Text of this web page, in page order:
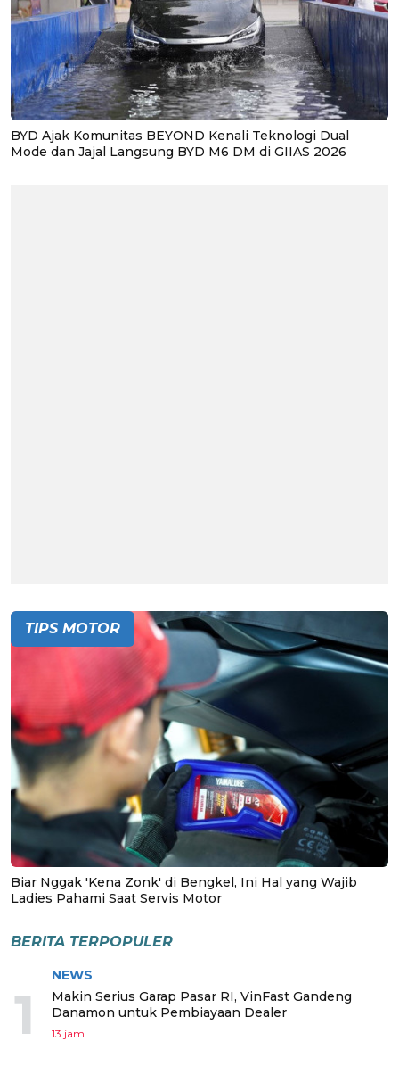
BYD Ajak Komunitas BEYOND Kenali Teknologi Dual
Mode dan Jajal Langsung BYD M6 DM di GIIAS 2026
TIPS MOTOR
Biar Nggak 'Kena Zonk' di Bengkel, Ini Hal yang Wajib
Ladies Pahami Saat Servis Motor
BERITA TERPOPULER
1
NEWS
Makin Serius Garap Pasar RI, VinFast Gandeng
Danamon untuk Pembiayaan Dealer
13 jam